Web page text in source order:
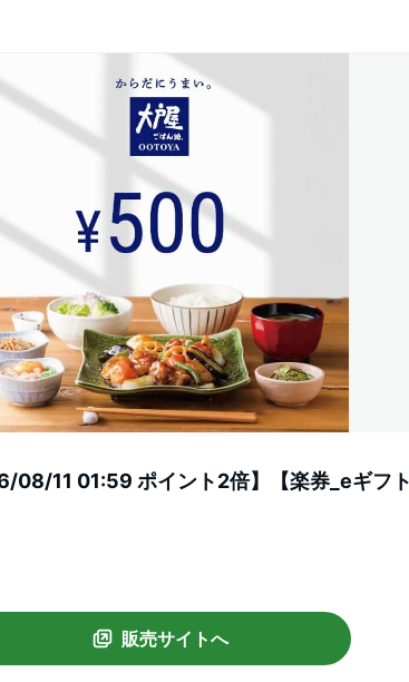
11 01:59 ポイント2倍】【楽券_eギフ
販売サイトへ